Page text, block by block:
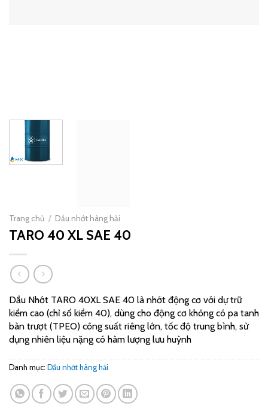
Trang chủ / Dầu nhớt hàng hải
TARO 40 XL SAE 40
Dầu Nhớt TARO 40XL SAE 40 là nhớt động cơ với dự trữ
kiềm cao (chỉ số kiềm 40), dùng cho động cơ không có pa tanh
bàn trượt (TPEO) công suất riêng lớn, tốc độ trung bình, sử
dụng nhiên liệu nặng có hàm lượng lưu huỳnh
Danh mục: Dầu nhớt hàng hải